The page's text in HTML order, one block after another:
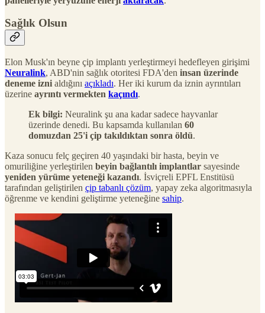
Sağlık Olsun
Elon Musk'ın beyne çip implantı yerleştirmeyi hedefleyen girişimi
Neuralink, ABD'nin sağlık otoritesi FDA'den insan üzerinde
deneme izni aldığını açıkladı. Her iki kurum da iznin ayrıntıları
üzerine ayrıntı vermekten kaçındı.
Ek bilgi: Neuralink şu ana kadar sadece hayvanlar
üzerinde denedi. Bu kapsamda kullanılan 60
domuzdan 25'i çip takıldıktan sonra öldü.
Kaza sonucu felç geçiren 40 yaşındaki bir hasta, beyin ve
omuriliğine yerleştirilen beyin bağlantılı implantlar sayesinde
yeniden yürüme yeteneği kazandı. İsviçreli EPFL Enstitüsü
tarafından geliştirilen çip tabanlı çözüm, yapay zeka algoritmasıyla
öğrenme ve kendini geliştirme yeteneğine sahip.